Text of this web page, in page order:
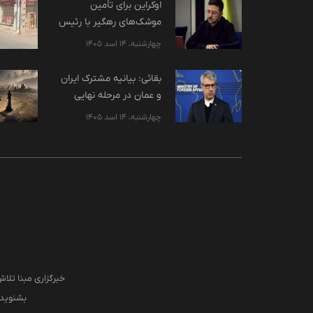
اوکراین برای تأمین
موشک‌های رهگیر با رئیس
ناتو رایزنی کرد
چهارشنبه، 14 اسد 1405
بقائی: بیانیه مشترک ایران
و عمان در مرحله نهایی
است / تا پایان محاصره
چهارشنبه، 14 اسد 1405
خبرگزاری مبنا